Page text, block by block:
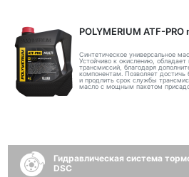
POLYMERIUM ATF-PRO
Синтетическое универсальное
Устойчиво к окислению,
трансмиссий, благодаря
компонентам. Позволяет достичь
и продлить срок службы
масло с мощным пакетом
Гидравлическая система
DSC